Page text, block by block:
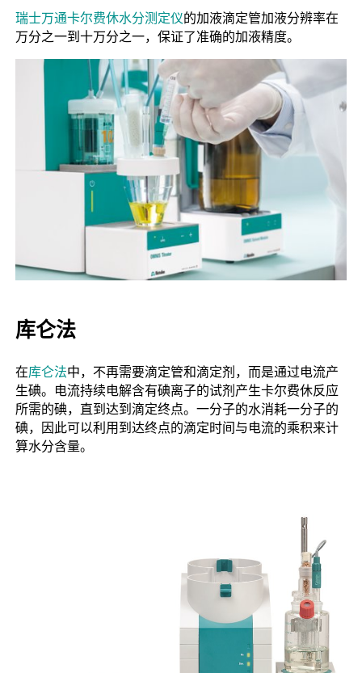
瑞士万通卡尔费休水分测定仪的加液滴定管加液分辨率在
万分之一到十万分之一，保证了准确的加液精度。
库仑法
在库仑法中，不再需要滴定管和滴定剂，而是通过电流产
生碘。电流持续电解含有碘离子的试剂产生卡尔费休反应
所需的碘，直到达到滴定终点。一分子的水消耗一分子的
碘，因此可以利用到达终点的滴定时间与电流的乘积来计
算水分含量。